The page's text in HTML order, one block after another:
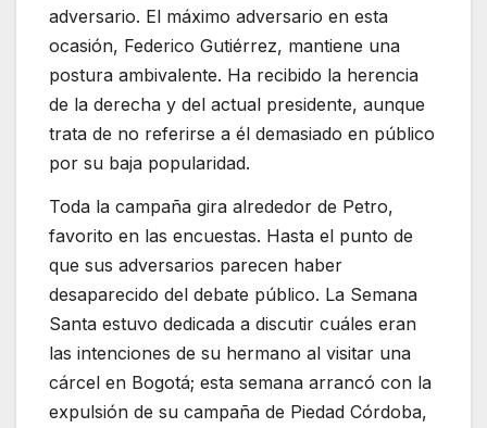
adversario. El máximo adversario en esta
ocasión, Federico Gutiérrez, mantiene una
postura ambivalente. Ha recibido la herencia
de la derecha y del actual presidente, aunque
trata de no referirse a él demasiado en público
por su baja popularidad.
Toda la campaña gira alrededor de Petro,
favorito en las encuestas. Hasta el punto de
que sus adversarios parecen haber
desaparecido del debate público. La Semana
Santa estuvo dedicada a discutir cuáles eran
las intenciones de su hermano al visitar una
cárcel en Bogotá; esta semana arrancó con la
expulsión de su campaña de Piedad Córdoba,